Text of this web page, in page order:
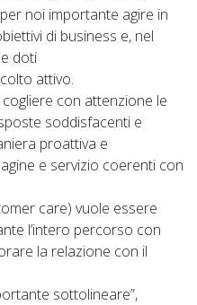
noi importante agire in
di business e, nel
doti
attivo.
con attenzione le
soddisfacenti e
proattiva e
e servizio coerenti con
care) vuole essere
l’intero percorso con
la relazione con il
sottolineare”,